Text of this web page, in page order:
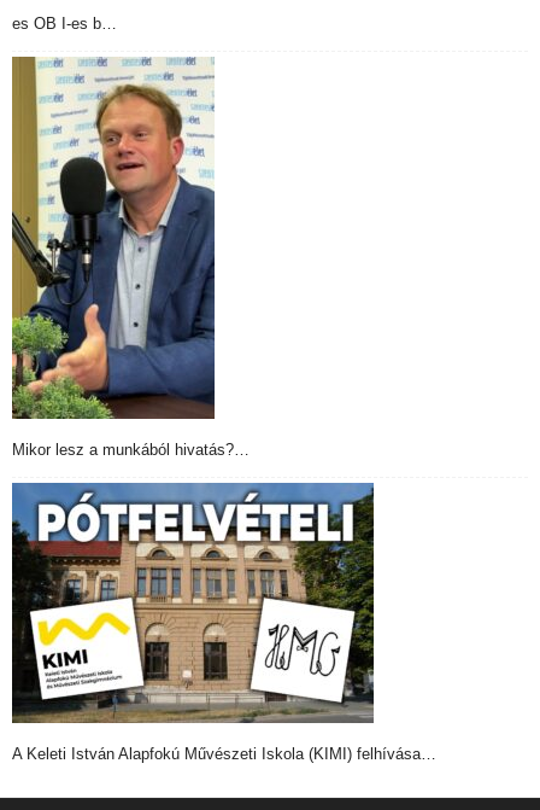
es OB I-es b…
Mikor lesz a munkából hivatás?…
A Keleti István Alapfokú Művészeti Iskola (KIMI) felhívása…